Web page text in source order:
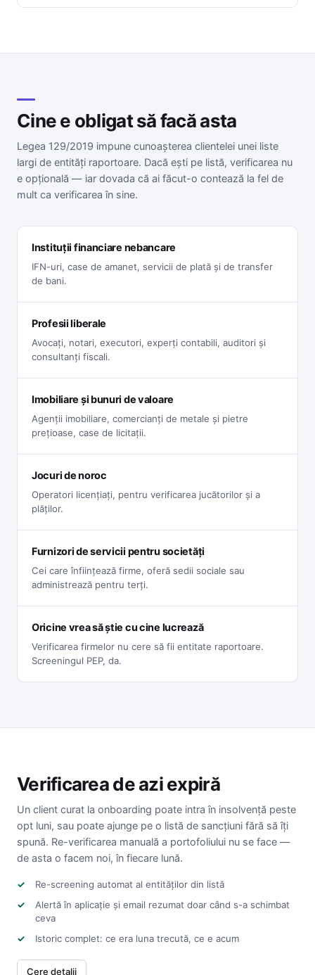
Cine e obligat să facă asta
Legea 129/2019 impune cunoașterea clientelei unei liste
largi de entități raportoare. Dacă ești pe listă, verificarea nu
e opțională — iar dovada că ai făcut-o contează la fel de
mult ca verificarea în sine.
Instituții financiare nebancare
IFN-uri, case de amanet, servicii de plată și de transfer
de bani.
Profesii liberale
Avocați, notari, executori, experți contabili, auditori și
consultanți fiscali.
Imobiliare și bunuri de valoare
Agenții imobiliare, comercianți de metale și pietre
prețioase, case de licitații.
Jocuri de noroc
Operatori licențiați, pentru verificarea jucătorilor și a
plăților.
Furnizori de servicii pentru societăți
Cei care înființează firme, oferă sedii sociale sau
administrează pentru terți.
Oricine vrea să știe cu cine lucrează
Verificarea firmelor nu cere să fii entitate raportoare.
Screeningul PEP, da.
Verificarea de azi expiră
Un client curat la onboarding poate intra în insolvență peste
opt luni, sau poate ajunge pe o listă de sancțiuni fără să îți
spună. Re-verificarea manuală a portofoliului nu se face —
de asta o facem noi, în fiecare lună.
✓
Re-screening automat al entităților din listă
✓
Alertă în aplicație și email rezumat doar când s-a schimbat
ceva
✓
Istoric complet: ce era luna trecută, ce e acum
Cere detalii